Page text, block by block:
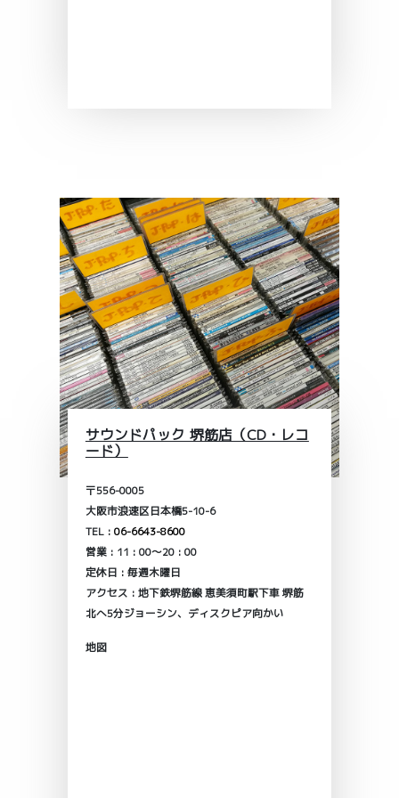
サウンドパック 堺筋店（CD・レコ
ード）
〒556-0005
大阪市浪速区日本橋5-10-6
TEL : 06-6643-8600
営業 : 11 : 00～20 : 00
定休日 : 毎週木曜日
アクセス : 地下鉄堺筋線 恵美須町駅下車 堺筋
北へ5分ジョーシン、ディスクピア向かい
地図